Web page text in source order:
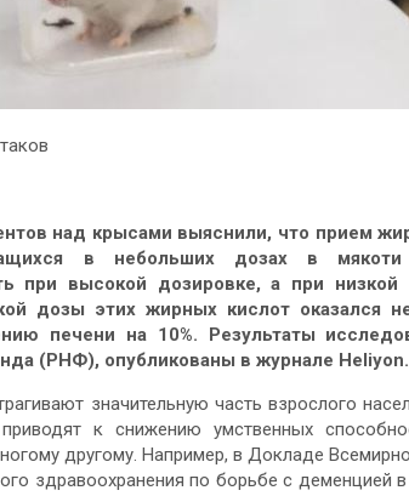
над крысами выяснили, что прием
в небольших дозах в
при высокой дозировке, а при
дозы этих жирных кислот оказался
печени на 10%. Результаты
(РНФ), опубликованы в журнале Heliyon.
значительную часть взрослого
к снижению умственных
другому. Например, в Докладе
здравоохранения по борьбе с деменцией